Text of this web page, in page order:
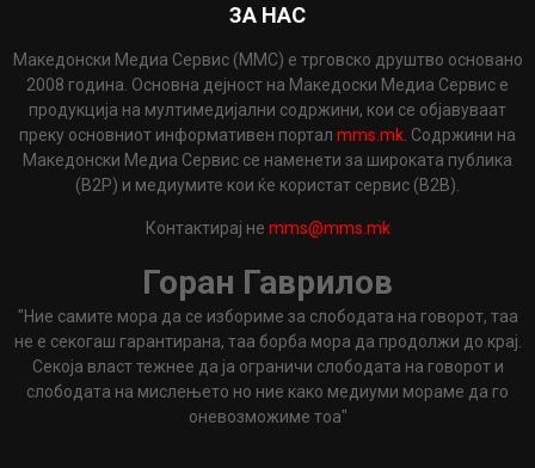
ЗА НАС
Македонски Медиа Сервис (ММС) е трговско друштво основано
2008 година. Основна дејност на Македоски Медиа Сервис е
продукција на мултимедијални содржини, кои се објавуваат
преку основниот информативен портал mms.mk . Содржини на
Македонски Медиа Сервис се наменети за широката публика
(B2P) и медиумите кои ќе користат сервис (B2B).
Контактирај не mms@mms.mk
Горан Гаврилов
"Ние самите мора да се избориме за слободата на говорот, таа
не е секогаш гарантирана, таа борба мора да продолжи до крај.
Секоја власт тежнее да ја ограничи слободата на говорот и
слободата на мислењето но ние како медиуми мораме да го
оневозможиме тоа"